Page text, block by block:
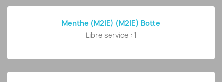
Menthe (M2IE) (M2IE) Botte
Libre service : 1